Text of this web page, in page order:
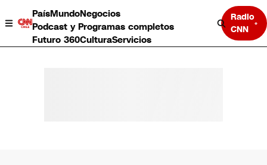
PaísMundoNegocios
Podcast y Programas completos
Futuro 360CulturaServicios
Radio
CNN